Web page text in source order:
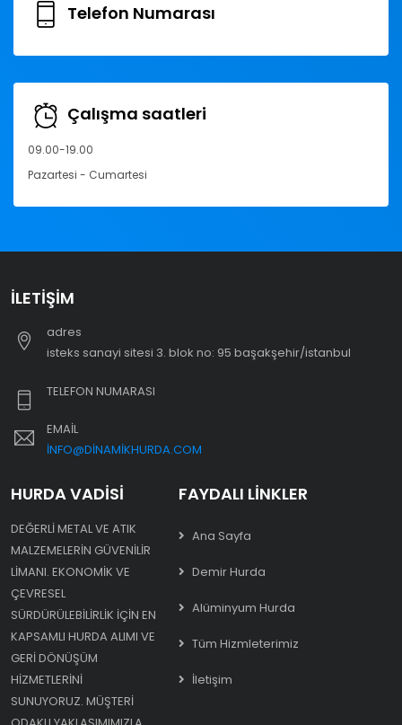
Telefon Numarası
Çalışma saatleri
09.00-19.00
Pazartesi - Cumartesi
İLETIŞIM
adres
i̇steks sanayi sitesi 3. blok no: 95 başakşehir/i̇stanbul
TELEFON NUMARASI
EMAIL
INFO@DINAMIKHURDA.COM
HURDA VADISI
DEĞERLI METAL VE ATIK
MALZEMELERIN GÜVENILIR
LIMANI. EKONOMIK VE
ÇEVRESEL
SÜRDÜRÜLEBILIRLIK IÇIN EN
KAPSAMLI HURDA ALIMI VE
GERI DÖNÜŞÜM
HIZMETLERINI
SUNUYORUZ. MÜŞTERI
FAYDALI LINKLER
Ana Sayfa
Demir Hurda
Alüminyum Hurda
Tüm Hizmleterimiz
İletişim